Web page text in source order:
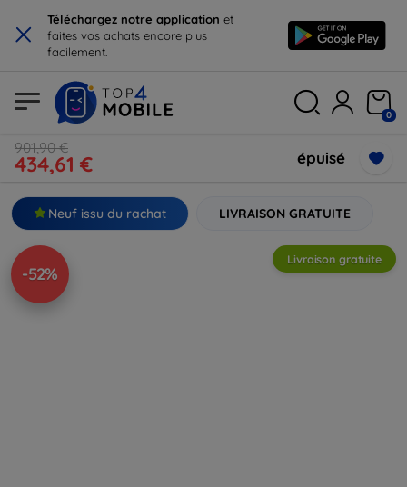
× Téléchargez notre application et
faites vos achats encore plus
facilement.
0
901,90 €
434,61 € épuisé
Neuf issu du rachat LIVRAISON GRATUITE
-52%
Livraison gratuite